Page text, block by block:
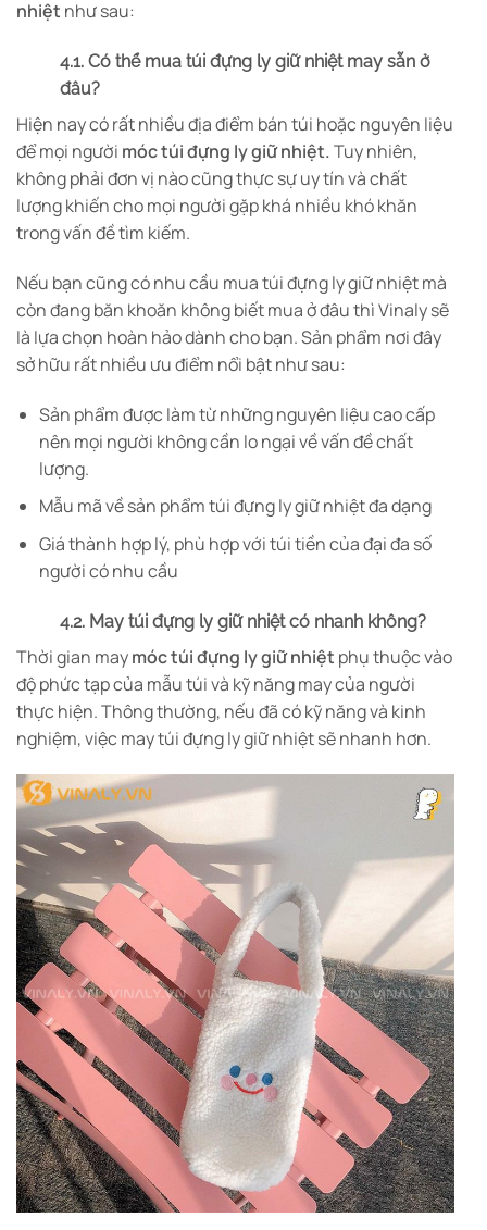
nhiệt như sau:
4.1. Có thể mua túi đựng ly giữ nhiệt may sẵn ở
đâu?
Hiện nay có rất nhiều địa điểm bán túi hoặc nguyên liệu
để mọi người móc túi đựng ly giữ nhiệt.Tuy nhiên,
không phải đơn vị nào cũng thực sự uy tín và chất
lượng khiến cho mọi người gặp khá nhiều khó khăn
trong vấn đề tìm kiếm.
Nếu bạn cũng có nhu cầu mua túi đựng ly giữ nhiệt mà
còn đang băn khoăn không biết mua ở đâu thì Vinaly sẽ
là lựa chọn hoàn hảo dành cho bạn. Sản phẩm nơi đây
sở hữu rất nhiều ưu điểm nổi bật như sau:
Sản phẩm được làm từ những nguyên liệu cao cấp
nên mọi người không cần lo ngại về vấn đề chất
lượng.
Mẫu mã về sản phẩm túi đựng ly giữ nhiệt đa dạng
Giá thành hợp lý, phù hợp với túi tiền của đại đa số
người có nhu cầu
4.2. May túi đựng ly giữ nhiệt có nhanh không?
Thời gian maymóc túi đựng ly giữ nhiệt phụ thuộc vào
độ phức tạp của mẫu túi và kỹ năng may của người
thực hiện. Thông thường, nếu đã có kỹ năng và kinh
nghiệm, việc may túi đựng ly giữ nhiệt sẽ nhanh hơn.